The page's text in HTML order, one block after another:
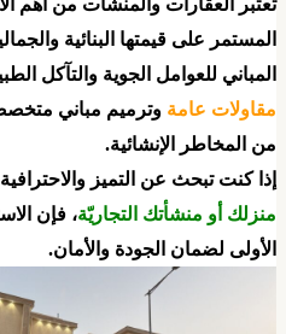
على قيمتها البنائية
للعوامل الجوية والتآكل
عامةوترميم مباني متخصصة
المخاطر الإنشائية.
كنت تبحث عن التميز والاحترافية
أو منشأتك التجاريّة، فإن
لضمان الجودة والأمان.